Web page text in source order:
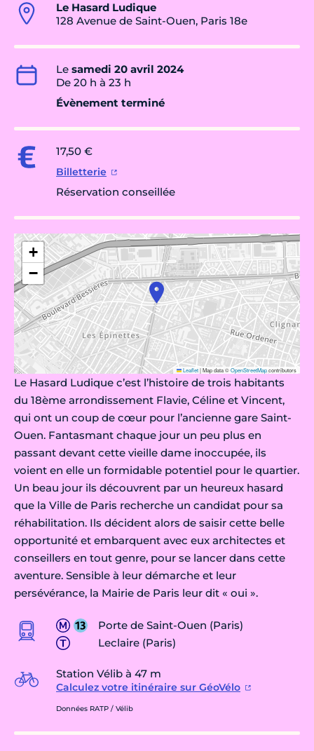
Le Hasard Ludique
128 Avenue de Saint-Ouen, Paris 18e
Le samedi 20 avril 2024
De 20 h à 23 h
Évènement terminé
17,50 €
Billetterie
Réservation conseillée
+
−
Leaflet|Map data ©OpenStreetMapcontributors
Le Hasard Ludique c’est l’histoire de trois habitants
du 18ème arrondissement Flavie, Céline et Vincent,
qui ont un coup de cœur pour l’ancienne gare Saint-
Ouen. Fantasmant chaque jour un peu plus en
passant devant cette vieille dame inoccupée, ils
voient en elle un formidable potentiel pour le quartier.
Un beau jour ils découvrent par un heureux hasard
que la Ville de Paris recherche un candidat pour sa
réhabilitation. Ils décident alors de saisir cette belle
opportunité et embarquent avec eux architectes et
conseillers en tout genre, pour se lancer dans cette
aventure. Sensible à leur démarche et leur
persévérance, la Mairie de Paris leur dit « oui ».
Porte de Saint-Ouen (Paris)
Leclaire (Paris)
Station Vélib à 47 m
Calculez votre itinéraire sur GéoVélo
Données RATP / Vélib